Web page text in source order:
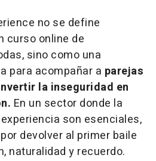
no se define
curso online de
sino como una
para acompañar a parejas
la inseguridad en
En un sector donde la
son esenciales,
devolver al primer baile
naturalidad y recuerdo.